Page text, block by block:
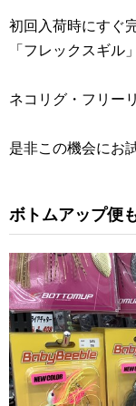
初回入荷時にすぐ
「フレックスギル
ネコリグ・フリー
是非この機会にお
ボトムアップ便